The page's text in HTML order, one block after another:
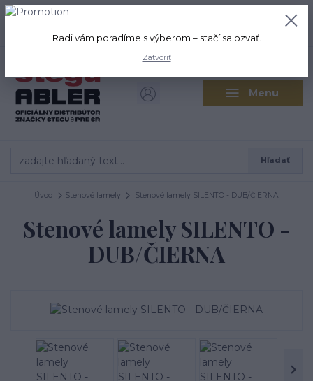
Menu
Hľadať
+421 917 280 411
0,00 EUR
Úvod Stenové lamely Stenové lamely SILENTO - DUB/ČIERNA
Stenové lamely SILENTO -
DUB/ČIERNA
Radi vám poradíme s výberom – stačí sa ozvať.
Zatvoriť